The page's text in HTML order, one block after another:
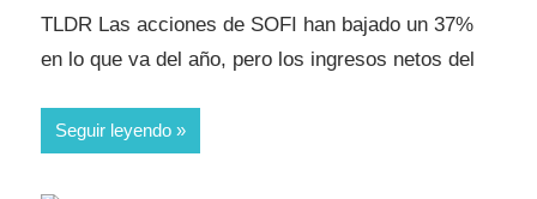
TLDR Las acciones de SOFI han bajado un 37%
en lo que va del año, pero los ingresos netos del
Seguir leyendo